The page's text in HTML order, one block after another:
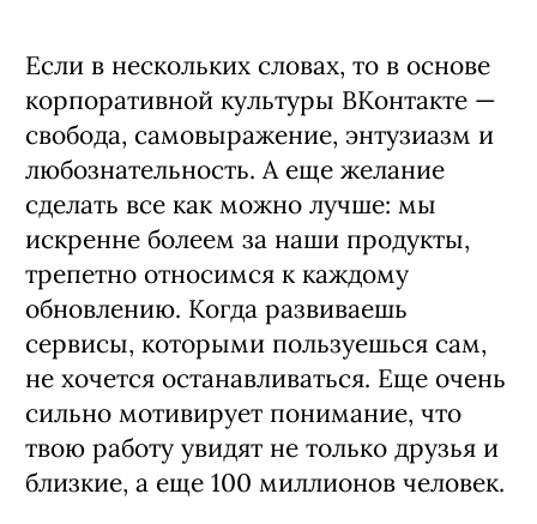
Если в нескольких словах, то в основе
корпоративной культуры ВКонтакте —
свобода, самовыражение, энтузиазм и
любознательность. А еще желание
сделать все как можно лучше: мы
искренне болеем за наши продукты,
трепетно относимся к каждому
обновлению. Когда развиваешь
сервисы, которыми пользуешься сам,
не хочется останавливаться. Еще очень
сильно мотивирует понимание, что
твою работу увидят не только друзья и
близкие, а еще 100 миллионов человек.